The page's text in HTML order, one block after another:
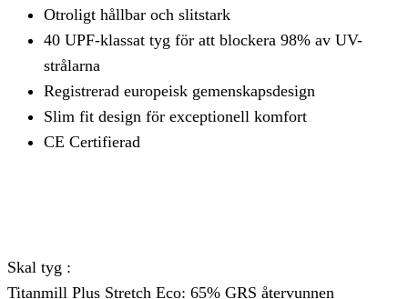
Otroligt hållbar och slitstark
40 UPF-klassat tyg för att blockera 98% av UV-
strålarna
Registrerad europeisk gemenskapsdesign
Slim fit design för exceptionell komfort
CE Certifierad
Skal tyg :
Titanmill Plus Stretch Eco: 65% GRS återvunnen